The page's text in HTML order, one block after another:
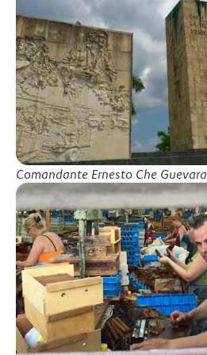
Comandante Ernesto Che Guevara